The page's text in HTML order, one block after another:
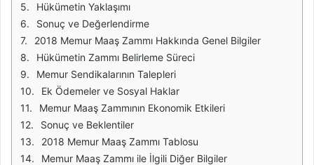
Hükümetin Yaklaşımı
Sonuç ve Değerlendirme
2018 Memur Maaş Zammı Hakkında Genel Bilgiler
Hükümetin Zammı Belirleme Süreci
Memur Sendikalarının Talepleri
Ek Ödemeler ve Sosyal Haklar
Memur Maaş Zammının Ekonomik Etkileri
Sonuç ve Beklentiler
2018 Memur Maaş Zammı Tablosu
Memur Maaş Zammı ile İlgili Diğer Bilgiler